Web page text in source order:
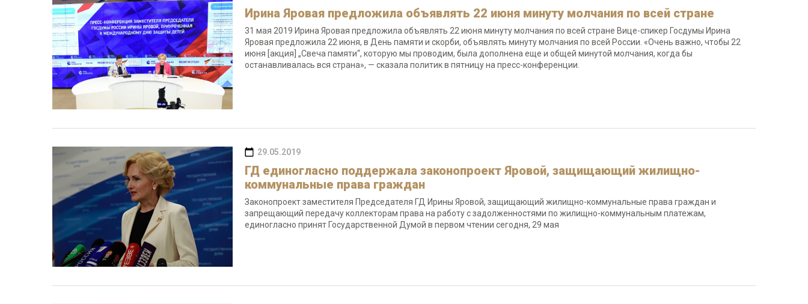
Ирина Яровая предложила объявлять 22 июня минуту молчания по всей стране
31 мая 2019 Ирина Яровая предложила объявлять 22 июня минуту молчания по всей стране Вице-спикер Госдумы Ирина
Яровая предложила 22 июня, в День памяти и скорби, объявлять минуту молчания по всей России. «Очень важно, чтобы 22
июня [акция] „Свеча памяти“, которую мы проводим, была дополнена еще и общей минутой молчания, когда бы
останавливалась вся страна», — сказала политик в пятницу на пресс-конференции.
29.05.2019
ГД единогласно поддержала законопроект Яровой, защищающий жилищно-
коммунальные права граждан
Законопроект заместителя Председателя ГД Ирины Яровой, защищающий жилищно-коммунальные права граждан и
запрещающий передачу коллекторам права на работу с задолженностями по жилищно-коммунальным платежам,
единогласно принят Государственной Думой в первом чтении сегодня, 29 мая